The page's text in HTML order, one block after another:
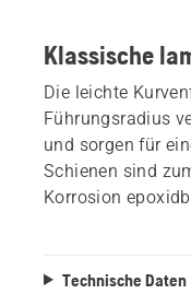
Klassische
Die leichte
Führungsradius
und sorgen für
Schienen sind
Korrosion
Technische Daten